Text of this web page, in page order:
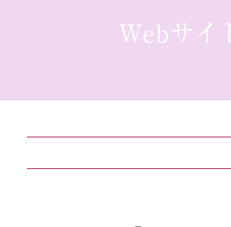
Webサイ